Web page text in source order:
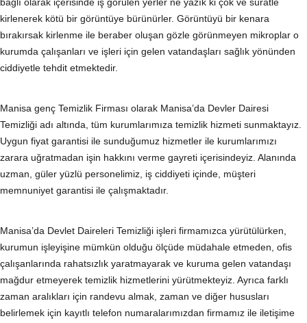
kirlenerek kötü bir görüntüye bürünürler. Görüntüyü bir kenara
bırakırsak kirlenme ile beraber oluşan gözle görünmeyen mikroplar o
kurumda çalışanları ve işleri için gelen vatandaşları sağlık yönünden
ciddiyetle tehdit etmektedir.
Manisa genç Temizlik Firması olarak Manisa’da Devler Dairesi
Temizliği adı altında, tüm kurumlarımıza temizlik hizmeti sunmaktayız.
Uygun fiyat garantisi ile sunduğumuz hizmetler ile kurumlarımızı
zarara uğratmadan işin hakkını verme gayreti içerisindeyiz. Alanında
uzman, güler yüzlü personelimiz, iş ciddiyeti içinde, müşteri
memnuniyet garantisi ile çalışmaktadır.
Manisa’da Devlet Daireleri Temizliği işleri firmamızca yürütülürken,
kurumun işleyişine mümkün olduğu ölçüde müdahale etmeden, ofis
çalışanlarında rahatsızlık yaratmayarak ve kuruma gelen vatandaşı
mağdur etmeyerek temizlik hizmetlerini yürütmekteyiz. Ayrıca farklı
zaman aralıkları için randevu almak, zaman ve diğer hususları
belirlemek için kayıtlı telefon numaralarımızdan firmamız ile iletişime